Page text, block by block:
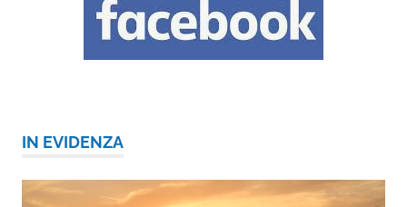
IN EVIDENZA